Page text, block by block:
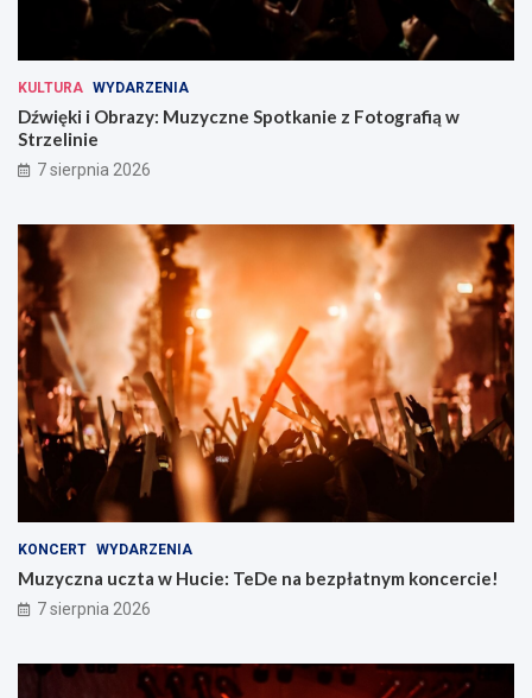
KULTURA WYDARZENIA
Dźwięki i Obrazy: Muzyczne Spotkanie z Fotografią w
Strzelinie
7 sierpnia 2026
KONCERT WYDARZENIA
Muzyczna uczta w Hucie: TeDe na bezpłatnym koncercie!
7 sierpnia 2026